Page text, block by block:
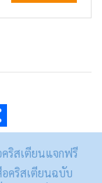
ริสเตียนแจกฟรี
คริสเตียนฉบับ